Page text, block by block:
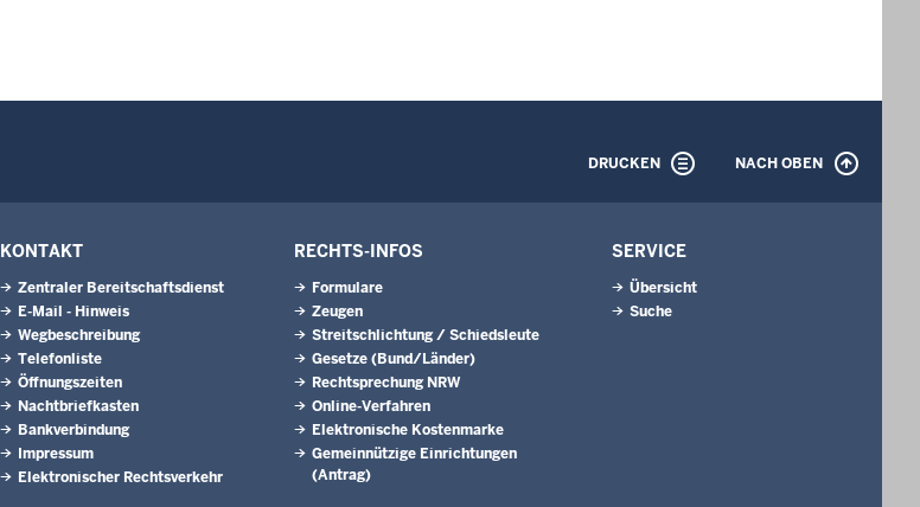
DRUCKEN NACH OBEN
KONTAKT
Zentraler Bereitschaftsdienst
E-Mail - Hinweis
Wegbeschreibung
Telefonliste
Öffnungszeiten
Nachtbriefkasten
Bankverbindung
Impressum
Elektronischer Rechtsverkehr
RECHTS-INFOS
Formulare
Zeugen
Streitschlichtung / Schiedsleute
Gesetze (Bund/Länder)
Rechtsprechung NRW
Online-Verfahren
Elektronische Kostenmarke
Gemeinnützige Einrichtungen
(Antrag)
SERVICE
Übersicht
Suche